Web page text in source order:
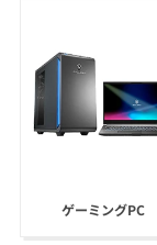
ゲーミングPC